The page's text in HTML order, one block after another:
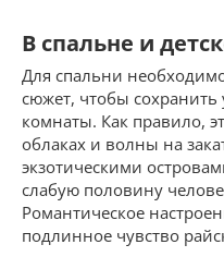
В спальне и
Для спальни
сюжет, чтобы
комнаты. Как правило,
облаках и волны на
экзотическими
слабую половину
Романтическое
подлинное чувство